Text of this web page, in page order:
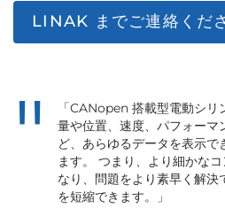
LINAK までご連絡くだ
「CANopen 搭載型電動シリ
量や位置、速度、パフォーマ
ど、あらゆるデータを表示で
ます。 つまり、より細かな
なり、問題をより素早く解決
を短縮できます。」